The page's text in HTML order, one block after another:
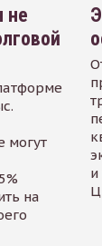
не
могут
на
и